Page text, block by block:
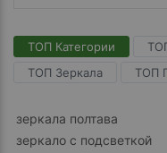
ТОП Категории
ТОП Зеркала
ТОП
зеркала полтава
зеркало с подсветкой